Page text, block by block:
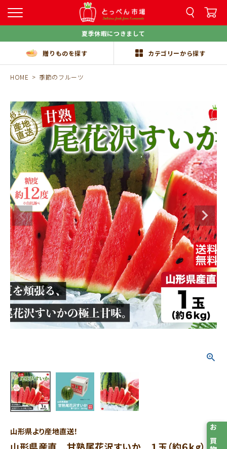
夏季休暇につきまして
贈りものを探す カテゴリーから探す
HOME 季節のフルーツ
山形県より産地直送！